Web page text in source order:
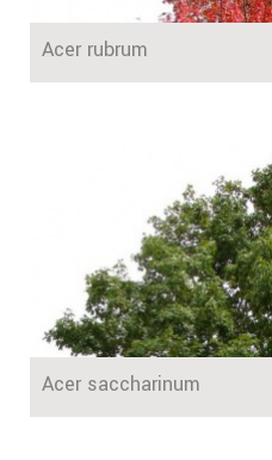
Acer rubrum
Acer saccharinum